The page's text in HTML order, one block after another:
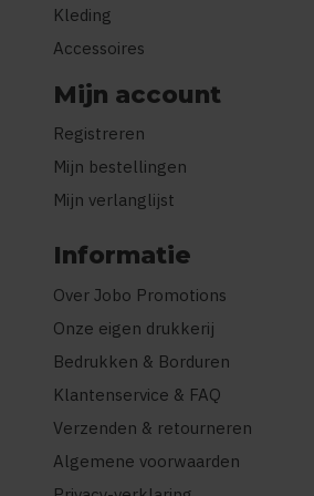
Kleding
Accessoires
Mijn account
Registreren
Mijn bestellingen
Mijn verlanglijst
Informatie
Over Jobo Promotions
Onze eigen drukkerij
Bedrukken & Borduren
Klantenservice & FAQ
Verzenden & retourneren
Algemene voorwaarden